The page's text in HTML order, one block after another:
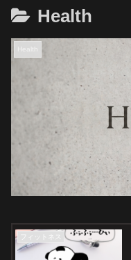
Health
Health
フィットネス